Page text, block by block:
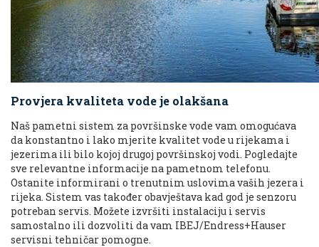
Provjera kvaliteta vode je olakšana
Naš pametni sistem za površinske vode vam omogućava
da konstantno i lako mjerite kvalitet vode u rijekama i
jezerima ili bilo kojoj drugoj površinskoj vodi. Pogledajte
sve relevantne informacije na pametnom telefonu.
Ostanite informirani o trenutnim uslovima vaših jezera i
rijeka. Sistem vas također obavještava kad god je senzoru
potreban servis. Možete izvršiti instalaciju i servis
samostalno ili dozvoliti da vam IBEJ/Endress+Hauser
servisni tehničar pomogne.